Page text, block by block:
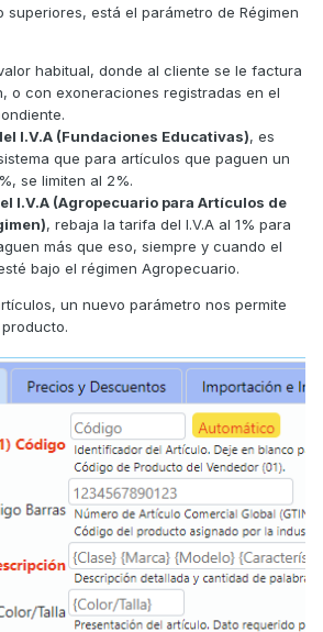
superiores, está el parámetro de Régimen
habitual, donde al cliente se le factura
o con exoneraciones registradas en el
I.V.A (Fundaciones Educativas), es
que para artículos que paguen un
se limiten al 2%.
I.V.A (Agropecuario para Artículos de
, rebaja la tarifa del I.V.A al 1% para
más que eso, siempre y cuando el
bajo el régimen Agropecuario.
un nuevo parámetro nos permite